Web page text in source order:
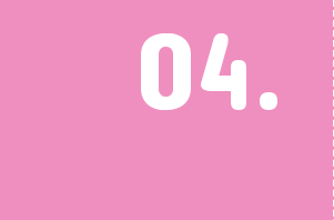
04.